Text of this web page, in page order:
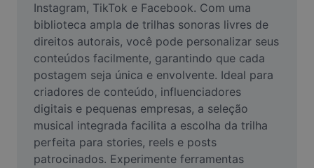
AI People Remover
AI Inpainting
Face Cutout
Vídeo
Remover plano de fundo de vídeo
Instagram, TikTok e Facebook. Com uma
biblioteca ampla de trilhas sonoras livres de
direitos autorais, você pode personalizar seus
conteúdos facilmente, garantindo que cada
postagem seja única e envolvente. Ideal para
criadores de conteúdo, influenciadores
digitais e pequenas empresas, a seleção
musical integrada facilita a escolha da trilha
perfeita para stories, reels e posts
patrocinados. Experimente ferramentas